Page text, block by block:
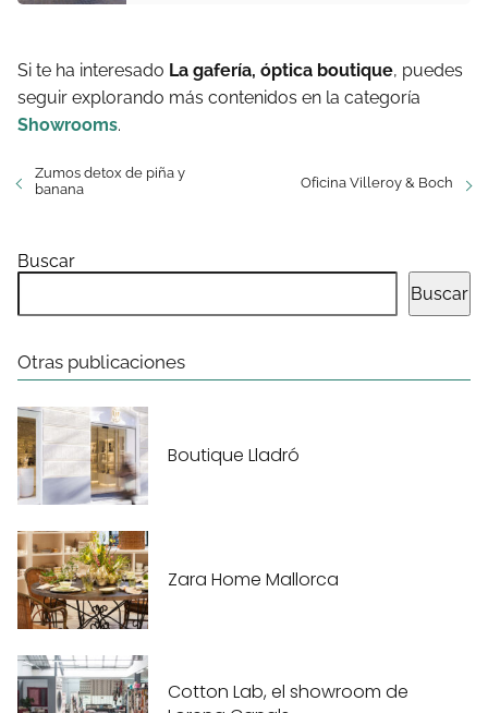
Si te ha interesado La gafería, óptica boutique, puedes
seguir explorando más contenidos en la categoría
Showrooms.
Zumos detox de piña y
banana
Oficina Villeroy & Boch
Buscar
Buscar
Otras publicaciones
Boutique Lladró
Zara Home Mallorca
Cotton Lab, el showroom de